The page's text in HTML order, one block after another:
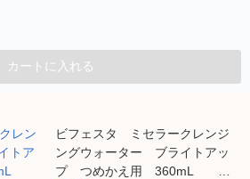
カートに入れる
ビフェスタ ミセラークレンジ
ングウォーター ブライトアッ
プ つめかえ用 360mL ふ